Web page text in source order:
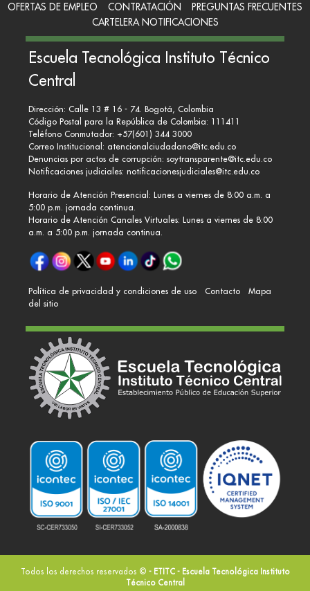
OFERTAS DE EMPLEO
CONTRATACIÓN
PREGUNTAS FRECUENTES
CARTELERA NOTIFICACIONES
Escuela Tecnológica Instituto Técnico
Central
Dirección: Calle 13 # 16 - 74. Bogotá, Colombia
Código Postal para la República de Colombia: 111411
Teléfono Conmutador: +57(601) 344 3000
Correo Institucional: atencionalciudadano@itc.edu.co
Denuncias por actos de corrupción: soytransparente@itc.edu.co
Notificaciones judiciales: notificacionesjudiciales@itc.edu.co
Horario de Atención Presencial: Lunes a viernes de 8:00 a.m. a
5:00 p.m. jornada continua.
Horario de Atención Canales Virtuales: Lunes a viernes de 8:00
a.m. a 5:00 p.m. jornada continua.
Política de privacidad y condiciones de uso Contacto
Mapa
del sitio
Todos los derechos reservados © - ETITC - Escuela Tecnológica Instituto
Técnico Central